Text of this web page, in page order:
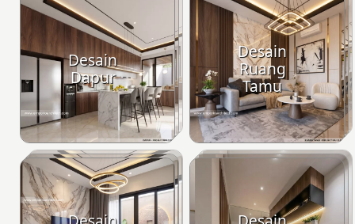
Desain
Dapur
Desain
Ruang
Tamu